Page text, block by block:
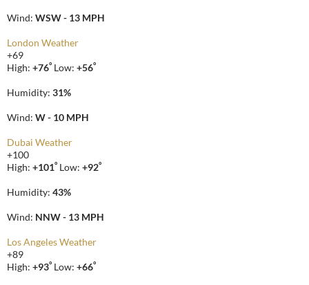
Wind: WSW - 13 MPH
London Weather
+69
High: +76° Low: +56°
Humidity: 31%
Wind: W - 10 MPH
Dubai Weather
+100
High: +101° Low: +92°
Humidity: 43%
Wind: NNW - 13 MPH
Los Angeles Weather
+89
High: +93° Low: +66°